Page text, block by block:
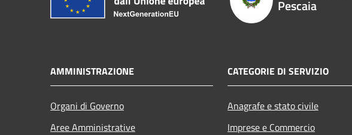
Pescaia
AMMINISTRAZIONE
Organi di Governo
Aree Amministrative
CATEGORIE DI SERVIZIO
Anagrafe e stato civile
Imprese e Commercio